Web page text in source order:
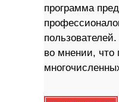
программа
во мнении, что